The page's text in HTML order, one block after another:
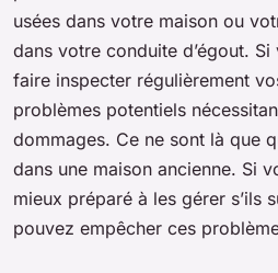
usées dans votre maison ou
dans votre conduite d’égout.
faire inspecter régulièrement
problèmes potentiels
dommages. Ce ne sont là que
dans une maison ancienne. Si
mieux préparé à les gérer s’ils
pouvez empêcher ces